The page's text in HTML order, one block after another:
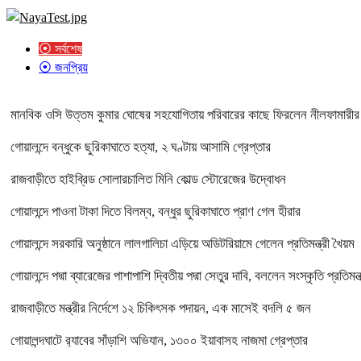
⦿ সর্বশেষ
⦿ জনপ্রিয়
মানবিক ওসি উত্তম কুমার ঘোষের সহযোগিতায় পরিবারের কাছে ফিরলেন
গোয়ালন্দে বন্ধুকে ছুরিকাঘাতে হত্যা, ২ ঘণ্টায় আসামি গ্রেপ্তার
রাজবাড়ীতে হাইব্রিড সোলারচালিত মিনি কোল্ড স্টোরেজের উদ্বোধন
গোয়ালন্দে পাওনা টাকা দিতে বিলম্ব, বন্ধুর ছুরিকাঘাতে প্রাণ গেল হীরার
গোয়ালন্দে সরকারি অনুষ্ঠানে লালগালিচা এড়িয়ে অডিটরিয়ামে গেলেন প্রতিমন্ত্রী খৈয়ম
গোয়ালন্দে পদ্মা ব্যারেজের পাশাপাশি দ্বিতীয় পদ্মা সেতুর দাবি, বললেন সংস্কৃতি
রাজবাড়ীতে মন্ত্রীর নির্দেশে ১২ চিকিৎসক পদায়ন, এক মাসেই বদলি ৫ জন
গোয়ালন্দঘাটে র‌্যাবের সাঁড়াশি অভিযান, ১৩০০ ইয়াবাসহ নাজমা গ্রেপ্তার